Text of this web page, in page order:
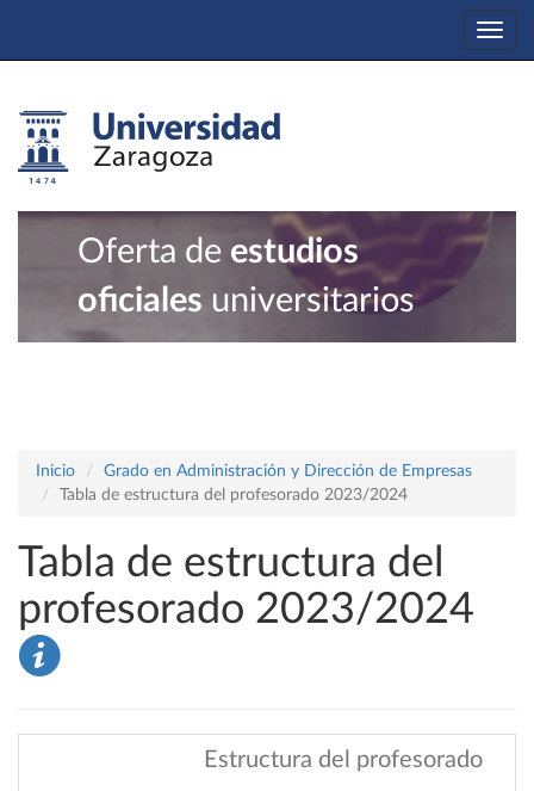
Oferta de estudios
oficiales universitarios
Inicio
Grado en Administración y Dirección de Empresas
Tabla de estructura del profesorado 2023/2024
Tabla de estructura del
profesorado 2023/2024
Estructura del profesorado